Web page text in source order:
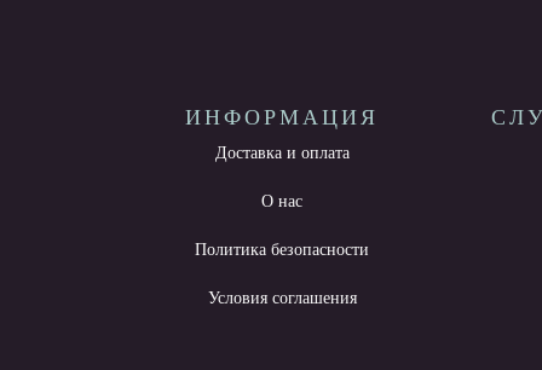
ИНФОРМАЦИЯ
Доставка и оплата
О нас
Политика безопасности
Условия соглашения